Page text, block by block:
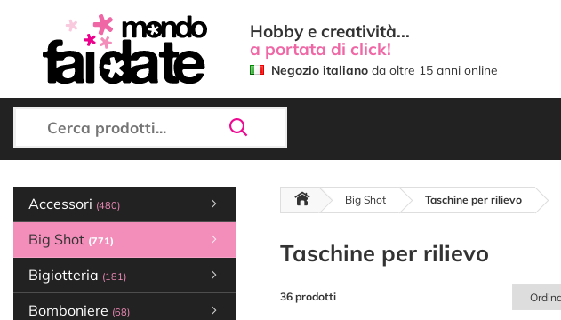
Hobby e creatività...
a portata di click!
Negozio italiano da oltre 15 anni online
Accessori (480)
Big Shot (771)
Bigiotteria (181)
Bomboniere (68)
Big Shot Taschine per rilievo
Taschine per rilievo
36 prodotti